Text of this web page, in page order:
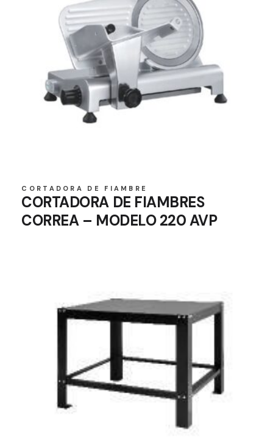
CORTADORA DE FIAMBRE
CORTADORA DE FIAMBRES
CORREA – MODELO 220 AVP